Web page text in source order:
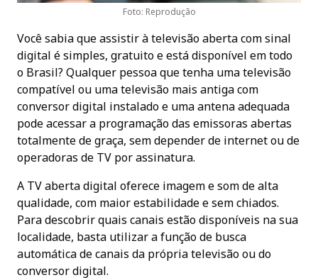
Foto: Reprodução
Você sabia que assistir à televisão aberta com sinal
digital é simples, gratuito e está disponível em todo
o Brasil? Qualquer pessoa que tenha uma televisão
compatível ou uma televisão mais antiga com
conversor digital instalado e uma antena adequada
pode acessar a programação das emissoras abertas
totalmente de graça, sem depender de internet ou de
operadoras de TV por assinatura.
A TV aberta digital oferece imagem e som de alta
qualidade, com maior estabilidade e sem chiados.
Para descobrir quais canais estão disponíveis na sua
localidade, basta utilizar a função de busca
automática de canais da própria televisão ou do
conversor digital.